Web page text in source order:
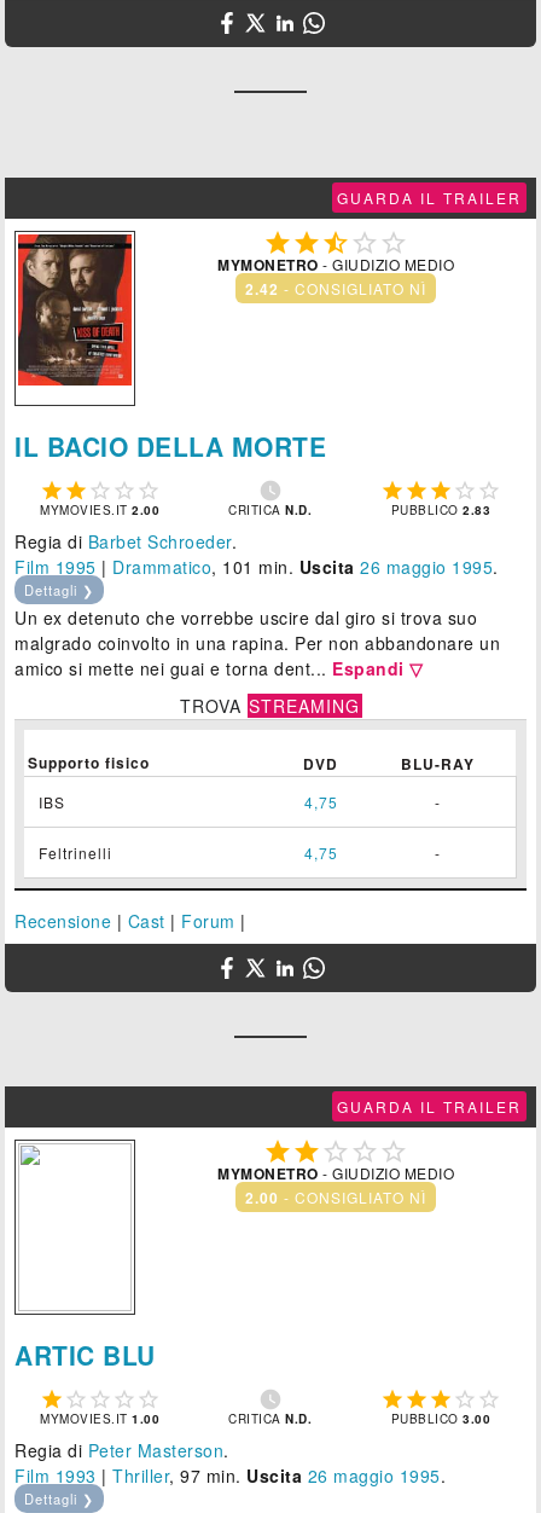
GUARDA IL TRAILER
  
MYMONETRO - GIUDIZIO MEDIO
2.42 - CONSIGLIATO NÌ
IL BACIO DELLA MORTE
    
MYMOVIES.IT2.00

CRITICAN.D.
    
PUBBLICO2.83
Regia di Barbet Schroeder.
Film 1995 | Drammatico, 101 min. Uscita 26 maggio 1995.
Dettagli ❯
Un ex detenuto che vorrebbe uscire dal giro si trova suo
malgrado coinvolto in una rapina. Per non abbandonare un
amico si mette nei guai e torna dent... Espandi ▽
TROVA STREAMING
Supporto fisico DVD BLU-RAY
IBS 4,75 -
Feltrinelli 4,75 -
Recensione | Cast | Forum |
GUARDA IL TRAILER
   
MYMONETRO - GIUDIZIO MEDIO
2.00 - CONSIGLIATO NÌ
ARTIC BLU
    
MYMOVIES.IT1.00

CRITICAN.D.
    
PUBBLICO3.00
Regia di Peter Masterson.
Film 1993 |Thriller, 97 min. Uscita 26 maggio 1995.
Dettagli ❯